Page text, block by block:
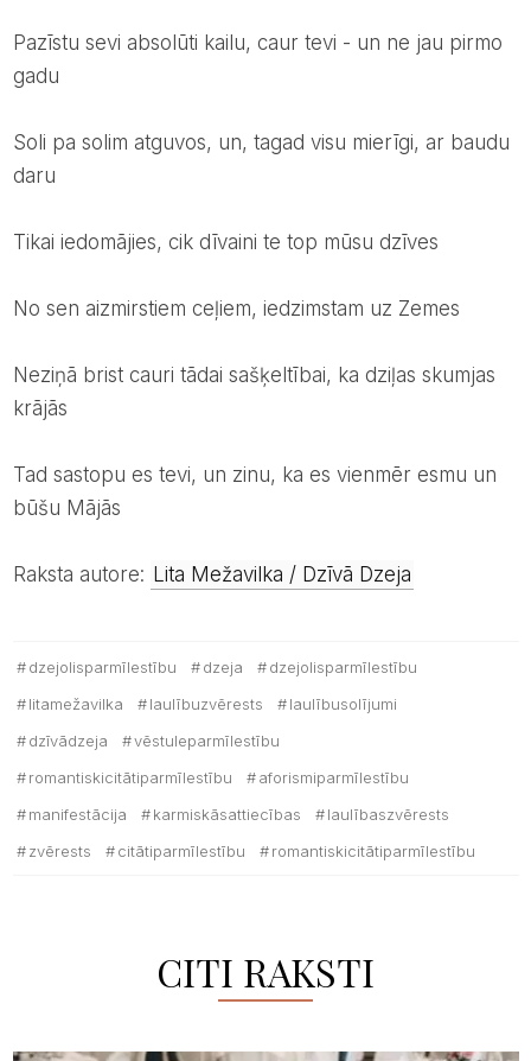
pazīstu sevi absolūti kailu, caur tevi - un ne jau pirmo
gadu
soli pa solim atguvos, un, tagad visu mierīgi, ar baudu
daru
tikai iedomājies, cik dīvaini te top mūsu dzīves
no sen aizmirstiem ceļiem, iedzimstam uz Zemes
neziņā brist cauri tādai sašķeltībai, ka dziļas skumjas
krājās
tad sastopu es tevi, un zinu, ka es vienmēr esmu un
būšu Mājās
Raksta autore: Lita Mežavilka / Dzīvā Dzeja
dzejolisparmīlestību dzeja
dzejolisparmīlestību
litamežavilka
laulībuzvērests
laulībusolījumi
dzīvādzeja
vēstuleparmīlestību
romantiskicitātiparmīlestību
aforismiparmīlestību
manifestācija
karmiskāsattiecības
laulībaszvērests
zvērests
citātiparmīlestību romantiskicitātiparmīlestību
CITI RAKSTI